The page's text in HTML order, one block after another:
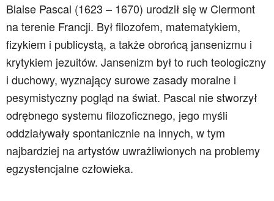
Blaise Pascal (1623 – 1670) urodził się w Clermont
na terenie Francji. Był filozofem, matematykiem,
fizykiem i publicystą, a także obrońcą jansenizmu i
krytykiem jezuitów. Jansenizm był to ruch teologiczny
i duchowy, wyznający surowe zasady moralne i
pesymistyczny pogląd na świat. Pascal nie stworzył
odrębnego systemu filozoficznego, jego myśli
oddziaływały spontanicznie na innych, w tym
najbardziej na artystów uwrażliwionych na problemy
egzystencjalne człowieka.